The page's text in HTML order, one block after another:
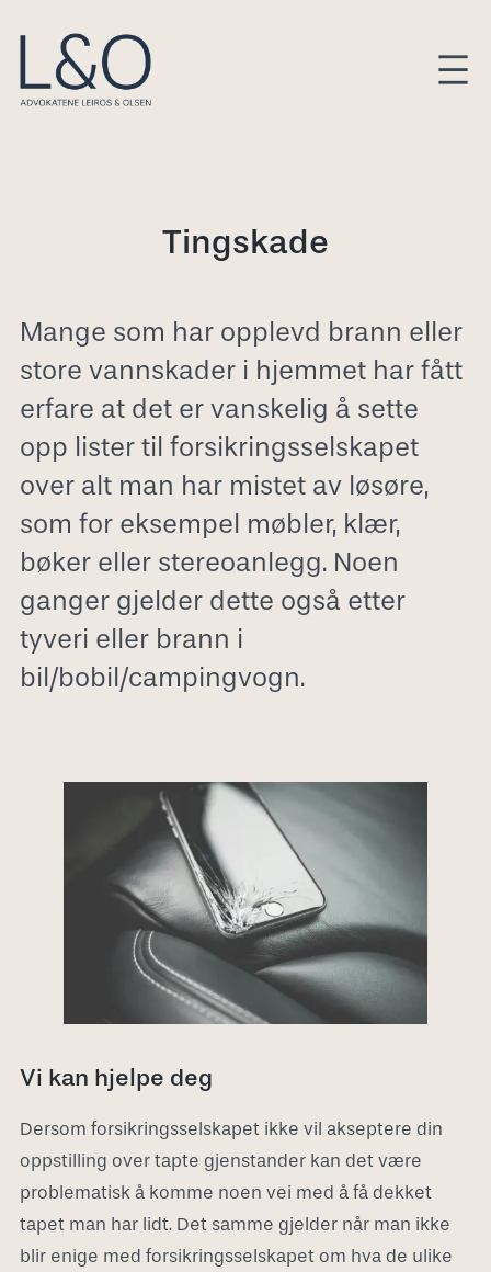
Hopp
til
Tingskade
Mange som har opplevd brann eller
store vannskader i hjemmet har fått
erfare at det er vanskelig å sette
opp lister til forsikringsselskapet
over alt man har mistet av løsøre,
som for eksempel møbler, klær,
bøker eller stereoanlegg. Noen
ganger gjelder dette også etter
tyveri eller brann i
bil/bobil/campingvogn.
Vi kan hjelpe deg
Dersom forsikringsselskapet ikke vil akseptere din
oppstilling over tapte gjenstander kan det være
problematisk å komme noen vei med å få dekket
tapet man har lidt. Det samme gjelder når man ikke
blir enige med forsikringsselskapet om hva de ulike